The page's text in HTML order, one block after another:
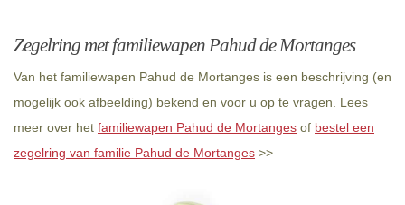
Zegelring met familiewapen Pahud de Mortanges
Van het familiewapen Pahud de Mortanges is een beschrijving (en
mogelijk ook afbeelding) bekend en voor u op te vragen. Lees
meer over het familiewapen Pahud de Mortanges of bestel een
zegelring van familie Pahud de Mortanges >>